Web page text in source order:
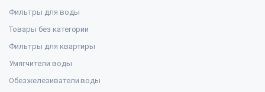
Фильтры для воды
Товары без категории
Фильтры для квартиры
Умягчители воды
Обезжелезиватели воды